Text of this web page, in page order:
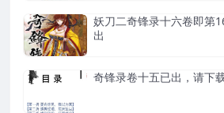
妖刀二奇锋录十六卷即第
出
奇锋录卷十五已出，请下